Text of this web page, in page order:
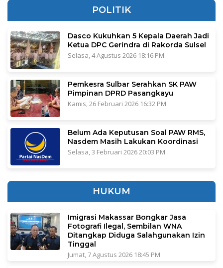
POLITIK
Dasco Kukuhkan 5 Kepala Daerah Jadi
Ketua DPC Gerindra di Rakorda Sulsel
Selasa, 4 Agustus 2026 18:16 PM
Pemkesra Sulbar Serahkan SK PAW
Pimpinan DPRD Pasangkayu
Kamis, 26 Februari 2026 16:32 PM
Belum Ada Keputusan Soal PAW RMS,
Nasdem Masih Lakukan Koordinasi
Selasa, 3 Februari 2026 20:03 PM
HUKUM
Imigrasi Makassar Bongkar Jasa
Fotografi Ilegal, Sembilan WNA
Ditangkap Diduga Salahgunakan Izin
Tinggal
Jumat, 7 Agustus 2026 18:45 PM